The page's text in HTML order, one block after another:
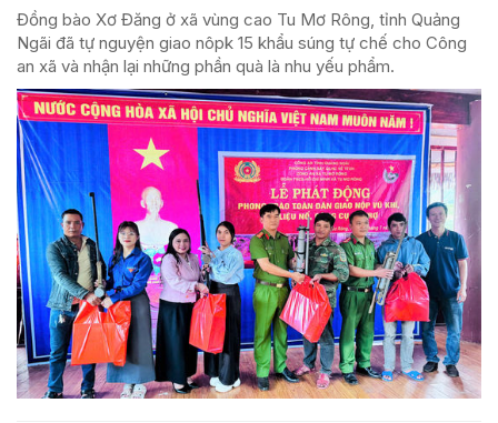
Đồng bào Xơ Đăng ở xã vùng cao Tu Mơ Rông, tỉnh Quảng
Ngãi đã tự nguyện giao nôpk 15 khẩu súng tự chế cho Công
an xã và nhận lại những phần quà là nhu yếu phẩm.